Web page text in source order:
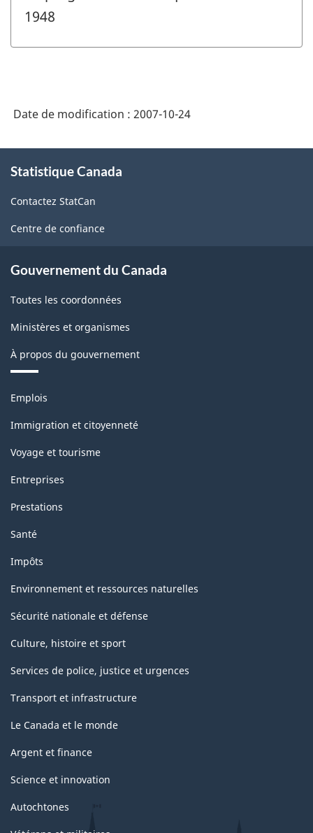
1948
Date de modification : 2007-10-24
propos
ce
site
Statistique Canada
Contactez StatCan
Centre de confiance
Gouvernement du Canada
Toutes les coordonnées
Ministères et organismes
À propos du gouvernement
Thèmes
sujets
Emplois
Immigration et citoyenneté
Voyage et tourisme
Entreprises
Prestations
Santé
Impôts
Environnement et ressources naturelles
Sécurité nationale et défense
Culture, histoire et sport
Services de police, justice et urgences
Transport et infrastructure
Le Canada et le monde
Argent et finance
Science et innovation
Autochtones